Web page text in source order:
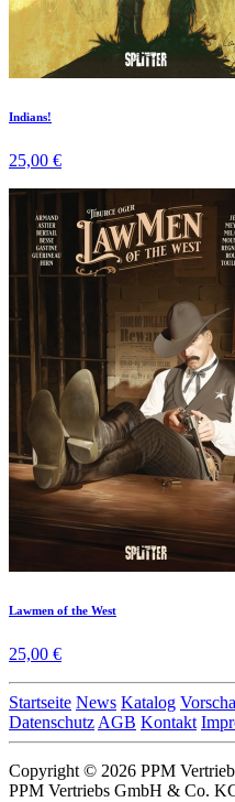
Indians!
25,00 €
Lawmen of the West
25,00 €
Startseite News Katalog
Datenschutz AGB Kontakt
Copyright © 2026 PPM Vertrieb
PPM Vertriebs GmbH & Co.